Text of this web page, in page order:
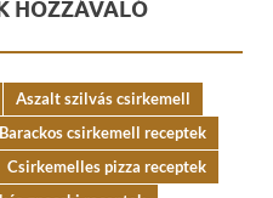
HOZZÁVALÓ
Aszalt szilvás csirkemell
Barackos csirkemell receptek
Csirkemelles pizza receptek